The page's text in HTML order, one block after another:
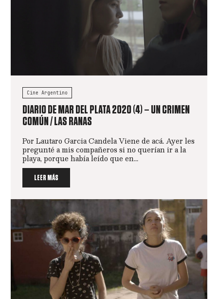
Cine Argentino
DIARIO DE MAR DEL PLATA 2020 (4) – UN CRIMEN
COMÚN / LAS RANAS
Por Lautaro Garcia Candela Viene de acá. Ayer les
pregunté a mis compañeros si no querían ir a la
playa, porque había leído que en...
LEER MÁS